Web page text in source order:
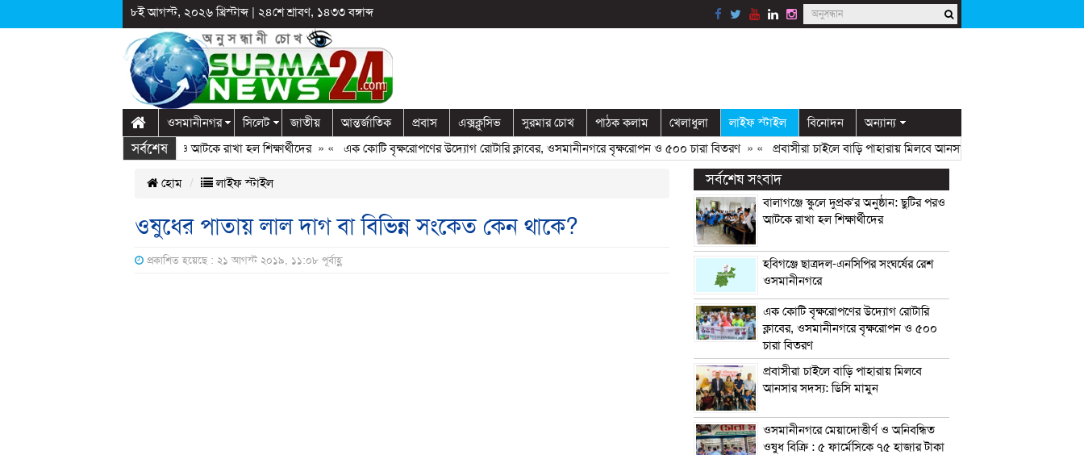
৮ই আগস্ট, ২০২৬ খ্রিস্টাব্দ| ২৪শে শ্রাবণ, ১৪৩৩ বঙ্গাব্দ
ওসমানীনগর সিলেট জাতীয় আন্তর্জাতিক প্রবাস এক্সক্লুসিভ সুরমার চোখ পাঠক কলাম খেলাধুলা লাইফ স্টাইল বিনোদন অন্যান্য
সর্বশেষ
স্কুলে দুপ্রক’র অনুষ্ঠান: ছুটির পরও আটকে রাখা হল শিক্ষার্থীদের» « এক কোটি বৃক্ষরোপণের উদ্যোগ রোটারি ক্লাবের, ওসমানীনগরে বৃক্ষরোপন ও ৫০০ চারা বিতরণ» « প্রবাসীরা চাইলে বাড়ি পাহারায় মিলবে আনসার সদস্য: ডিসি মামুন
হোম লাইফ স্টাইল
ওষুধের পাতায় লাল দাগ বা বিভিন্ন সংকেত কেন থাকে?
প্রকাশিত হয়েছে : ২১ আগস্ট ২০১৯, ১১:০৮ পূর্বাহ্ণ
সর্বশেষ সংবাদ
বালাগঞ্জে স্কুলে দুপ্রক’র অনুষ্ঠান: ছুটির পরও
আটকে রাখা হল শিক্ষার্থীদের
হবিগঞ্জে ছাত্রদল-এনসিপির সংঘর্ষের রেশ
ওসমানীনগরে
এক কোটি বৃক্ষরোপণের উদ্যোগ রোটারি
ক্লাবের, ওসমানীনগরে বৃক্ষরোপন ও ৫০০
চারা বিতরণ
প্রবাসীরা চাইলে বাড়ি পাহারায় মিলবে
আনসার সদস্য: ডিসি মামুন
ওসমানীনগরে মেয়াদোত্তীর্ণ ও অনিবন্ধিত
ওষুধ বিক্রি : ৫ ফার্মেসিকে ৭৫ হাজার টাকা